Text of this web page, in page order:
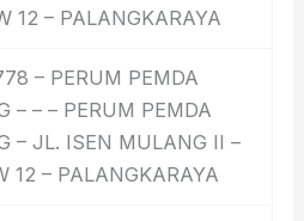
12 – PALANGKARAYA
– PERUM PEMDA
– – – PERUM PEMDA
– JL. ISEN MULANG II –
12 – PALANGKARAYA